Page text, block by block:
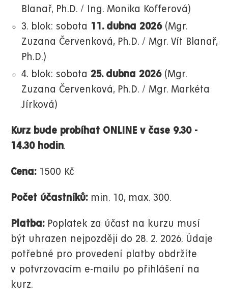
Blanař, Ph.D. / Ing. Monika Kofferová)
3. blok: sobota 11. dubna 2026(Mgr.
Zuzana Červenková, Ph.D. / Mgr. Vít Blanař,
Ph.D.)
4. blok: sobota 25. dubna 2026(Mgr.
Zuzana Červenková, Ph.D. / Mgr. Markéta
Jírková)
Kurz bude probíhat ONLINE v čase 9.30 -
14.30 hodin.
Cena:1500 Kč
Počet účastníků:min. 10, max. 300.
Platba: Poplatek za účast na kurzu musí
být uhrazen nejpozději do 28. 2. 2026. Údaje
potřebné pro provedení platby obdržíte
v potvrzovacím e-mailu po přihlášení na
kurz.